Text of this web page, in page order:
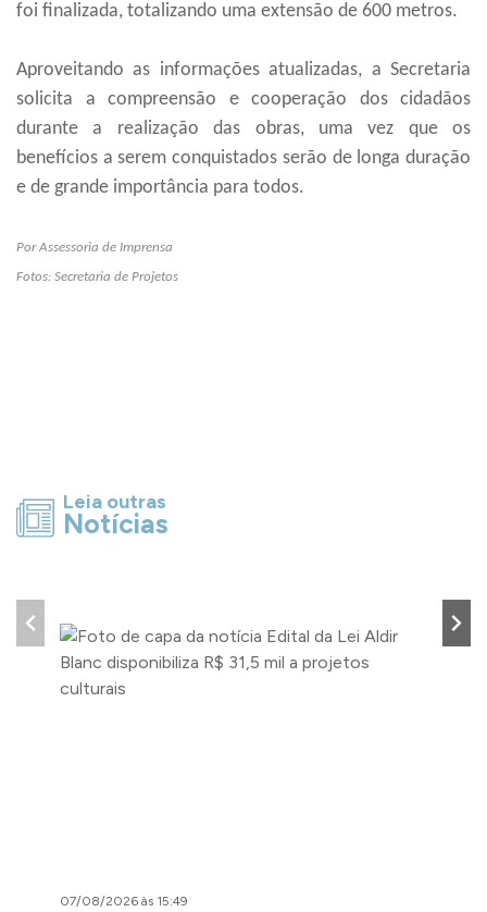
foi finalizada, totalizando uma extensão de 600 metros.
Aproveitando as informações atualizadas, a Secretaria
solicita a compreensão e cooperação dos cidadãos
durante a realização das obras, uma vez que os
benefícios a serem conquistados serão de longa duração
e de grande importância para todos.
Por Assessoria de Imprensa
Fotos: Secretaria de Projetos
Leia outras
Notícias
07/08/2026 às 15:49